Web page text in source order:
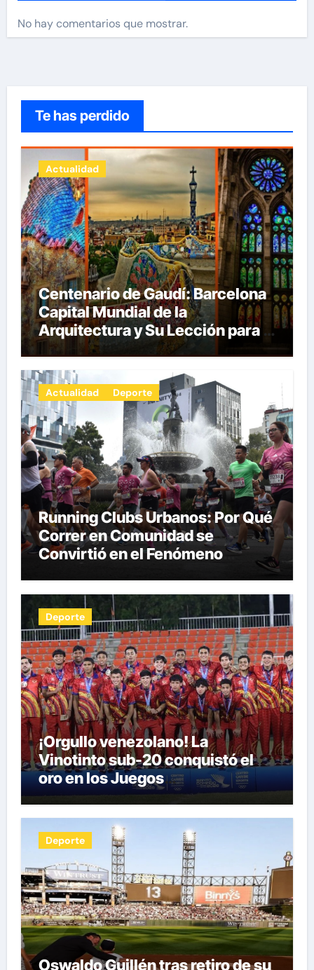
No hay comentarios que mostrar.
Te has perdido
Actualidad
Centenario de Gaudí: Barcelona
Capital Mundial de la
Arquitectura y Su Lección para la
Innovación por Carlos Julio
Heydra Castillo
Actualidad Deporte
Running Clubs Urbanos: Por Qué
Correr en Comunidad se
Convirtió en el Fenómeno
Fitness del Siglo XXI por Herman
Pocaterra
Deporte
¡Orgullo venezolano! La
Vinotinto sub-20 conquistó el
oro en los Juegos
Centroamericanos y del Caribe
tras unos dramáticos penales
Deporte
Oswaldo Guillén tras retiro de su